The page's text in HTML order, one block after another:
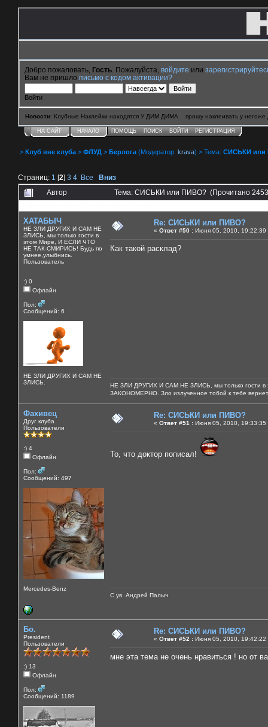
Добро пожаловать, Гость . Пожалуйста, войдите или
Вам не пришло письмо с кодом активации?
Войти
Новости: Клубные Наклейки находятся У ДИМ ДИМА . прошу наклеивать у негоже
НА САЙТ НАЧАЛО ПОМОЩЬ ПОИСК ВОЙТИ РЕГИСТРАЦИЯ
> Клуб вне клуба > ФЛУД > Берлога (Модератор: krava) > Тема: СИСЬКИ или
Страниц: 1 [2] 3 4 Все
Вниз
Автор
Тема: СИСЬКИ или ПИВО? (Прочитано
ХАТАБЫЧ
НЕ ЗЛИ ДРУГИХ И САМ НЕ
ЗЛИСЬ, мы только гости в
этом Мире, И ЕСЛИ ЧТО
НЕ ТАК-СМИРИСЬ! Будь по
умнее,улыбнись.
Пользователь
:) 0
Офлайн
Пол:
Сообщений: 6
НЕ ЗЛИ ДРУГИХ И САМ НЕ
ЗЛИСЬ.
Re: СИСЬКИ или ПИВО?
« Ответ #50 : Июня 05, 2010, 19:22:39
Как такой расклад?
НЕ ЗЛИ ДРУГИХ И САМ НЕ ЗЛИСЬ, мы только гости
ЗАКОНОМЕРНО. Зло излученное тобой к тебе
Фахивец
Друг клуба
Пользователи
:) 4
Офлайн
Пол:
Сообщений: 497
Mercedes-Benz
Re: СИСЬКИ или ПИВО?
« Ответ #51 : Июня 05, 2010, 19:33:35
То, что доктор пописал!
С ув. Андрей Палыч
Бо.
President
Пользователи
:) 13
Офлайн
Пол:
Сообщений: 1189
Re: СИСЬКИ или ПИВО?
« Ответ #52 : Июня 05, 2010, 19:42:22
мне эта тема не очень нравиться ! но от